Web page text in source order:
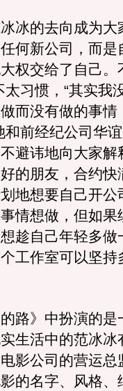
的去向成为大
何新公司，而是
权交给了自己。
习惯，“其实我
而没有做的事情
和前经纪公司华
避讳地向大家解
的朋友，合约快
地想要自己开公
情想做，但如果
趁自己年轻多做
工作室可以坚持
》中扮演的是
生活中的范冰冰
影公司的营运总
的名字、风格、